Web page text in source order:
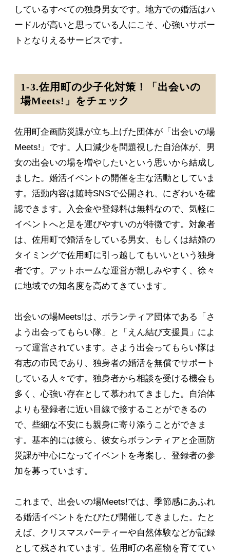
しているすべての独身男女です。地方での婚活はハ
ードルが高いと思っている人にこそ、心強いサポー
トとなりえるサービスです。
1-3.佐用町の少子化対策！「出会いの
場Meets!」をチェック
佐用町企画防災課が立ち上げた団体が「出会いの場
Meets!」です。人口減少を問題視した自治体が、男
女の出会いの場を増やしたいという思いから結成し
ました。婚活イベントの開催を主な活動としていま
す。活動内容は随時SNSで公開され、にぎわいを確
認できます。入会金や登録料は無料なので、気軽に
イベントへと足を運びやすいのが特徴です。対象者
は、佐用町で婚活をしている男女、もしくは結婚の
タイミングで佐用町に引っ越してもいいという独身
者です。アットホームな運営が親しみやすく、徐々
に地域での知名度を高めてきています。
出会いの場Meets!は、ボランティア団体である「さ
よう出会ってもらい隊」と「えん結び支援員」によ
って運営されています。さよう出会ってもらい隊は
有志の市民であり、独身者の婚活を無償でサポート
している人々です。独身者から相談を受ける機会も
多く、心強い存在として慕われてきました。自治体
よりも登録者に近い目線で接することができるの
で、些細な不安にも親身に寄り添うことができま
す。基本的には彼ら、彼女らボランティアと企画防
災課が中心になってイベントを考案し、登録者の参
加を募っています。
これまで、出会いの場Meets!では、季節感にあふれ
る婚活イベントをたびたび開催してきました。たと
えば、クリスマスパーティーや自然体験などが記録
として残されています。佐用町の名産物を育ててい